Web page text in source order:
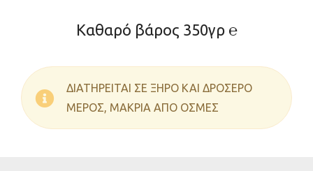
Καθαρό βάρος 350γρ ℮
ΔΙΑΤΗΡΕΙΤΑΙ ΣΕ ΞΗΡΟ ΚΑΙ ΔΡΟΣΕΡΟ
ΜΕΡΟΣ, ΜΑΚΡΙΑ ΑΠΟ ΟΣΜΕΣ